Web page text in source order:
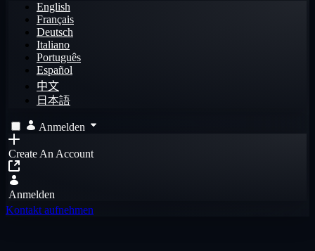
English
Français
Deutsch
Italiano
Português
Español
中文
日本語
Anmelden
Create An Account
Anmelden
Kontakt aufnehmen